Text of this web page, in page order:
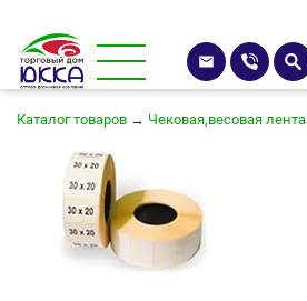
Каталог товаров → Чековая,весовая лента